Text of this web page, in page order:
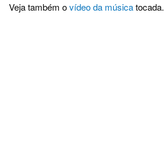
Veja também ovídeo da músicatocada.